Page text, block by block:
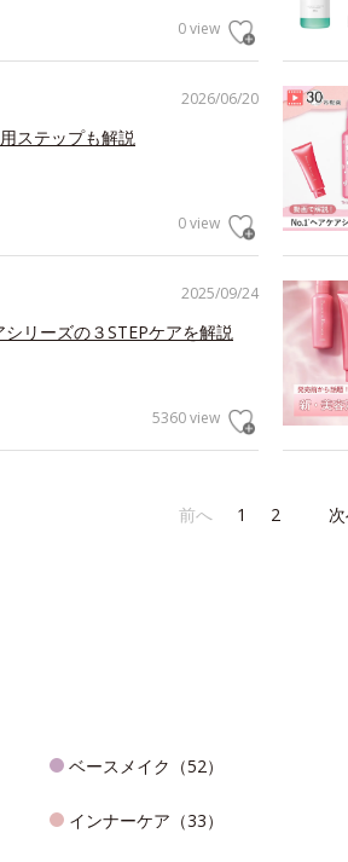
0 view
2026/06/20
ステップも解説
0 view
2025/09/24
リーズの３STEPケアを解説
5360 view
前へ 1 2
ベースメイク（52）
インナーケア（33）